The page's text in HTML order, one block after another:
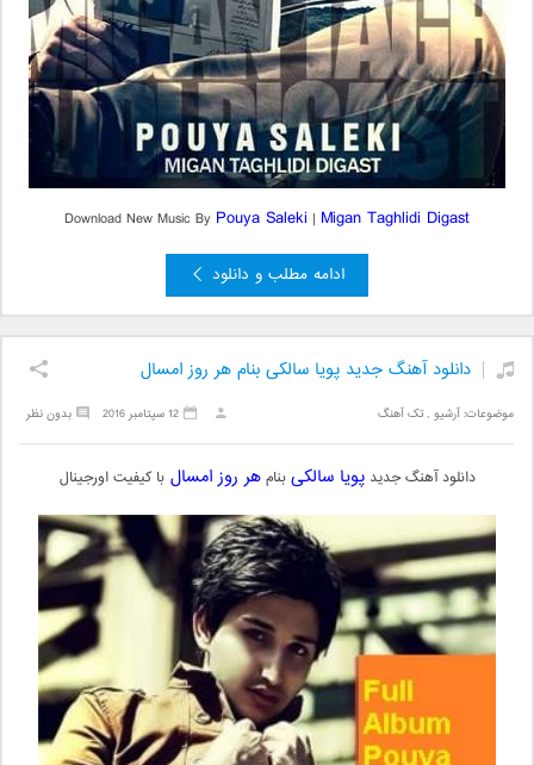
Download New Music By Pouya Saleki | Migan Taghlidi Digast
ادامه مطلب و دانلود
دانلود آهنگ جدید پویا سالکی بنام هر روز امسال
موضوعات:آرشیو ,تک آهنگ بدون نظر 12 سپتامبر 2016
دانلود آهنگ جدیدپویا سالکیبنامهر روز امسال با کیفیت اورجینال